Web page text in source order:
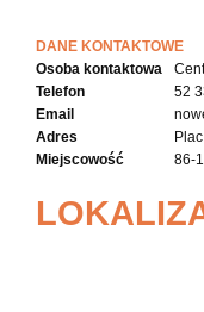
DANE KONTAKTOWE
Osoba kontaktowa
Telefon
52
Email
Adres
Miejscowość
86-